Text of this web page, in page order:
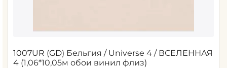
1007UR (GD) Бельгия / Universe 4 / ВСЕЛЕННАЯ
4 (1,06*10,05м обои винил флиз)